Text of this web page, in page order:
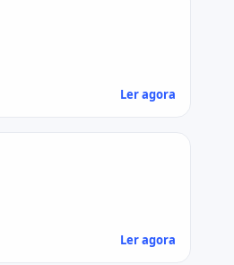
Ler agora
Ler agora